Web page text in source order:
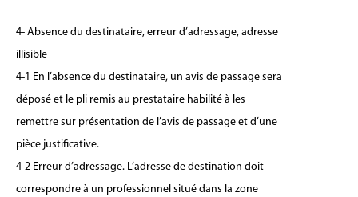
4- Absence du destinataire, erreur d’adressage, adresse
illisible
4-1 En l’absence du destinataire, un avis de passage sera
déposé et le pli remis au prestataire habilité à les
remettre sur présentation de l’avis de passage et d’une
pièce justificative.
4-2 Erreur d’adressage. L’adresse de destination doit
correspondre à un professionnel situé dans la zone